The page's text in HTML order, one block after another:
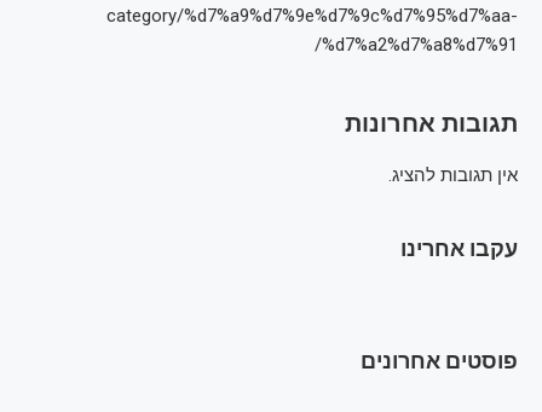
category/%d7%a9%d7%9e%d7%9c%d7%95%d7%aa-
%d7%a2%d7%a8%d7%91/
תגובות אחרונות
אין תגובות להציג.
עקבו אחרינו
פוסטים אחרונים